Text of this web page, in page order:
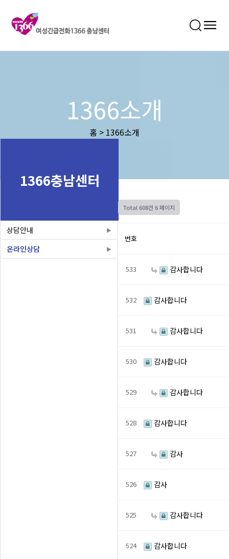
1366소개
홈 > 1366소개
1366충남센터
상담안내
온라인상담
Total 608건 6 페이지
번호
533 감사합니다
532 감사합니다
531 감사합니다
530 감사합니다
529 감사합니다
528 감사합니다
527 감사
526 감사
525 감사합니다
524 감사합니다